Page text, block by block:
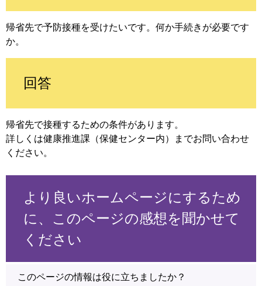
帰省先で予防接種を受けたいです。何か手続きが必要です
か。
回答
帰省先で接種するための条件があります。
詳しくは健康推進課（保健センター内）までお問い合わせ
ください。
より良いホームページにするため
に、このページの感想を聞かせて
ください
このページの情報は役に立ちましたか？